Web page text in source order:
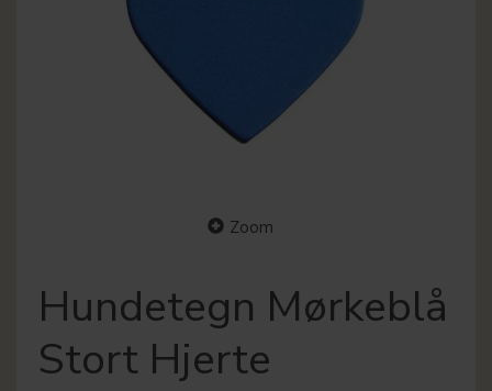
Zoom
Hundetegn Mørkeblå
Stort Hjerte